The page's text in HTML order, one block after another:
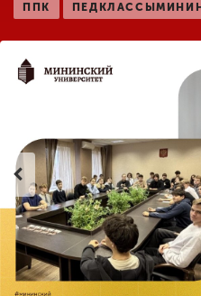
Студенческая
Сведения об
ENG SPN CHI
Приемная
ППК